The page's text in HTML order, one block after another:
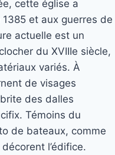
cette église a
et aux guerres de
actuelle est un
du XVIIIe siècle,
variés. À
de visages
des dalles
Témoins du
de bateaux, comme
l’édifice.